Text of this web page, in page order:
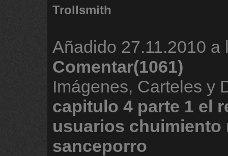
Trollsmith
Añadido 27.11.2010 a
Comentar(1061)
Imágenes, Carteles y
capitulo 4 parte 1 el
usuarios chuimiento
sanceporro